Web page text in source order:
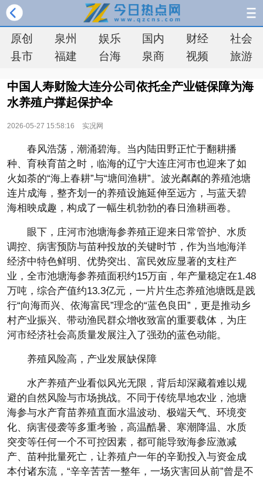
原创 泉州 娱乐 国内 财经
社会
县市
福建 台海 泉商 视频 旅游
中国人寿财险大连分公司依托全产业链保障为海
水养殖户撑起保护伞
2026-05-27 15:58:16 实况网
春风浩荡，潮涌碧海。当内陆田野正忙于翻耕播
种、育秧育苗之时，临海的辽宁大连庄河市也迎来了如
火如荼的“海上春耕”与“塘间渔耕”。波光粼粼的养殖池塘
连片成海，整齐划一的养殖设施延伸至远方，与蓝天碧
海相映成趣，构成了一幅生机勃勃的春日渔耕画卷。
眼下，庄河市池塘海参养殖正迎来日常管护、水质
调控、病害预防与苗种投放的关键时节，作为当地海洋
经济中特色鲜明、优势突出、富民效应显著的支柱产
业，全市池塘海参养殖面积约15万亩，年产量稳定在1.48
万吨，综合产值约13.3亿元，一片片生态养殖池塘既是践
行“向海而兴、依海富民”理念的“蓝色良田”，更是推动乡
村产业振兴、带动渔民群众增收致富的重要载体，为庄
河市经济社会高质量发展注入了强劲的蓝色动能。
养殖风险高，产业发展缺保障
水产养殖产业看似风光无限，背后却深藏着难以规
避的自然风险与市场挑战。不同于传统旱地农业，池塘
海参与水产育苗养殖直面水温波动、极端天气、环境变
化、病害侵袭等多重考验，高温酷暑、寒潮降温、水质
突变等任何一个不可控因素，都可能导致海参应激减
产、苗种批量死亡，让养殖户一年的辛勤投入与资金成
本付诸东流，“辛辛苦苦一整年，一场灾害回从前”曾是不